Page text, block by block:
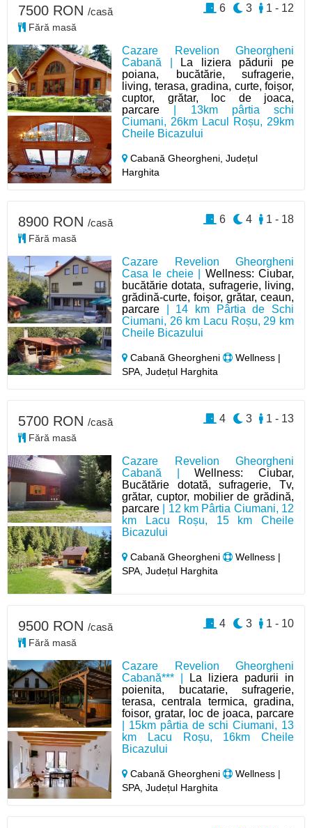
Cazare Revelion Gheorgheni
Cabană |
La liziera pădurii pe
poiana, bucătărie, sufragerie,
living, terasa, gradina, curte, foișor,
cuptor, grătar, loc de joaca,
parcare | 13km pârtia schi
Ciumani, 26km Lacul Roșu, 29km
Cheile Bicazului
Cabană Gheorgheni,Județul
Harghita
7500 RON /casă
Fără masă
1 - 12
3
6
Cazare Revelion Gheorgheni
Casa le cheie | Wellness: Ciubar,
bucătărie dotata, sufragerie, living,
grădină-curte, foișor, grătar, ceaun,
parcare | 14 km Pârtia de Schi
Ciumani, 26 km Lacu Roșu, 29 km
Cheile Bicazului
Cabană Gheorgheni
Wellness |
SPA, Județul Harghita
8900 RON /casă
Fără masă
1 - 18
4
6
Cazare Revelion Gheorgheni
Cabană |Wellness: Ciubar,
Bucătărie dotată, sufragerie, Tv,
grătar, cuptor, mobilier de grădină,
parcare | 12 km Pârtia Ciumani, 12
km Lacu Roșu, 15 km Cheile
Bicazului
Cabană Gheorgheni
Wellness |
SPA, Județul Harghita
5700 RON /casă
Fără masă
1 - 13
3
4
Cazare Revelion Gheorgheni
Cabană*** |
La liziera padurii in
poienita, bucatarie, sufragerie,
terasa, centrala termica, gradina,
foisor, gratar, loc de joaca, parcare
| 15km pârtia de schi Ciumani, 13
km Lacu Roșu, 16km Cheile
Bicazului
Cabană Gheorgheni
Wellness |
SPA, Județul Harghita
9500 RON /casă
Fără masă
1 - 10
3
4